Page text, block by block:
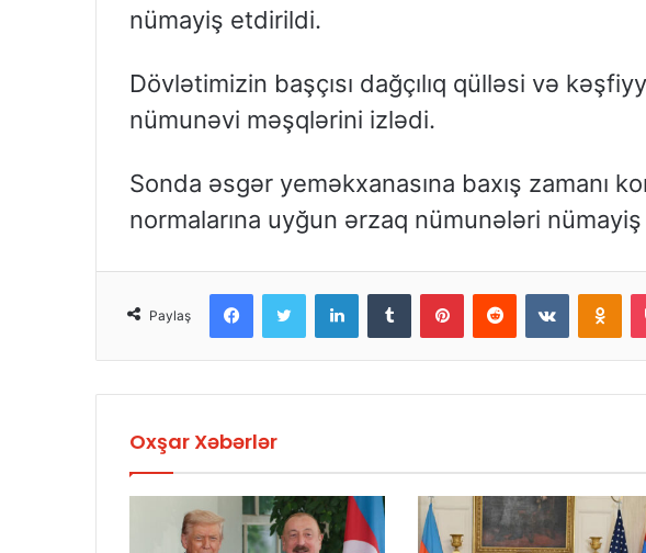
nümayiş etdirildi.
Dövlətimizin başçısı dağçılıq qülləsi və
nümunəvi məşqlərini izlədi.
Sonda əsgər yeməkxanasına baxış zamanı
normalarına uyğun ərzaq nümunələri
Paylaş
FacebookTwitter LinkedInTumblr PinterestReddit VKontakte
Oxşar Xəbərlər